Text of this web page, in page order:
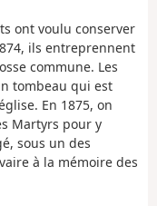
ont voulu conserver
ils entreprennent
commune. Les
tombeau qui est
En 1875, on
Martyrs pour y
sous un des
à la mémoire des